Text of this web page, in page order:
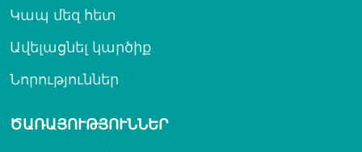
Կապ մեզ հետ
Ավելացնել կարծիք
Նորություններ
ԾԱՌԱՅՈՒԹՅՈՒՆՆԵՐ